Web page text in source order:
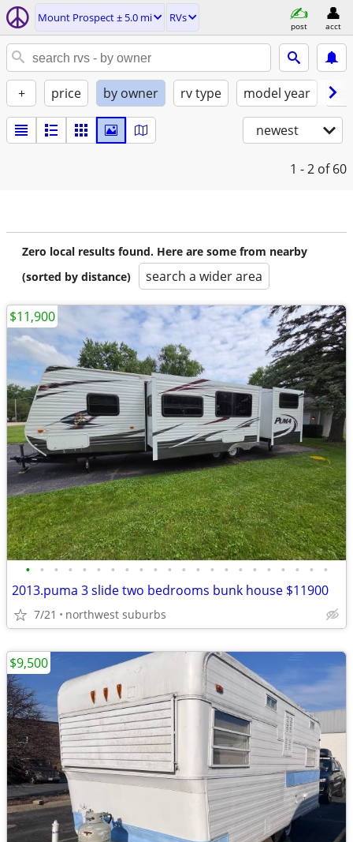
Mount Prospect ± 5.0 mi RVs
post acct
+ price by owner rv type model year
newest
1 - 2 of 60
Zero local results found. Here are some from nearby
(sorted by distance)
search a wider area
• • • • • • • • • • • • • • • • • • • • • •
2013.puma 3 slide two bedrooms bunk house $11900
7/21 northwest suburbs
$11,900
$9,500